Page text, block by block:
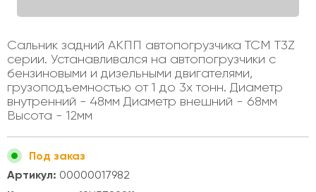
Сальник задний АКПП автопогрузчика TCM T3Z
серии. Устанавливался на автопогрузчики с
бензиновыми и дизельными двигателями,
грузоподъемностью от 1 до 3х тонн. Диаметр
внутренний - 48мм Диаметр внешний - 68мм
Высота - 12мм
Под заказ
Артикул: 00000017982